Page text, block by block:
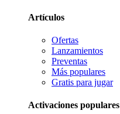
Artículos
Ofertas
Lanzamientos
Preventas
Más populares
Gratis para jugar
Activaciones populares